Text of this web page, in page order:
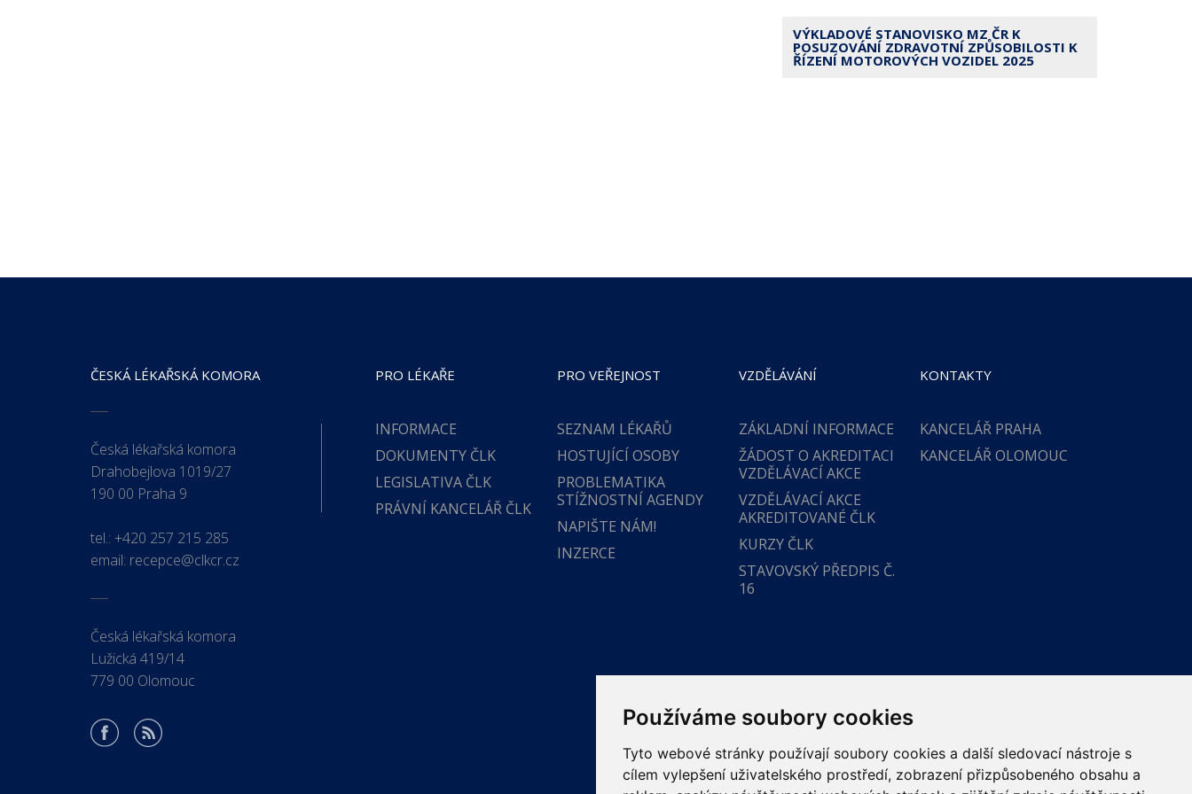
Používáme soubory cookies
Tyto webové stránky používají soubory cookies a další sledovací nástroje s
cílem vylepšení uživatelského prostředí, zobrazení přizpůsobeného obsahu a
VÝKLADOVÉ STANOVISKO MZ ČR K
POSUZOVÁNÍ ZDRAVOTNÍ ZPŮSOBILOSTI K
ŘÍZENÍ MOTOROVÝCH VOZIDEL 2025
ČESKÁ LÉKAŘSKÁ KOMORA
Česká lékařská komora
Drahobejlova 1019/27
190 00 Praha 9
tel.: +420 257 215 285
email: recepce@clkcr.cz
Česká lékařská komora
Lužická 419/14
779 00 Olomouc
PRO LÉKAŘE
INFORMACE
DOKUMENTY ČLK
LEGISLATIVA ČLK
PRÁVNÍ KANCELÁŘ ČLK
PRO VEŘEJNOST
SEZNAM LÉKAŘŮ
HOSTUJÍCÍ OSOBY
PROBLEMATIKA
STÍŽNOSTNÍ AGENDY
NAPIŠTE NÁM!
INZERCE
VZDĚLÁVÁNÍ
ZÁKLADNÍ INFORMACE
ŽÁDOST O AKREDITACI
VZDĚLÁVACÍ AKCE
VZDĚLÁVACÍ AKCE
AKREDITOVANÉ ČLK
KURZY ČLK
STAVOVSKÝ PŘEDPIS Č.
16
KONTAKTY
KANCELÁŘ PRAHA
KANCELÁŘ OLOMOUC